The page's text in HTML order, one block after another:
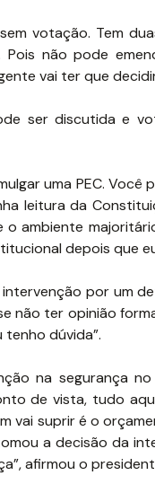
votação. Tem
não pode
vai ter que
ser discutida e
uma PEC. Você
leitura da
ambiente
depois que
por um
não ter opinião
dúvida”.
na segurança
de vista, tudo
suprir é o
a decisão da
afirmou o